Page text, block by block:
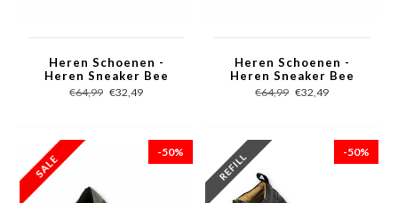
Heren Schoenen -
Heren Sneaker Bee
Black White Gold -
CMS97 - Wit/Zwart
€64,99 €32,49
Heren Schoenen -
Heren Sneaker Bee
Black Gold - CMS97 -
Zwart
€64,99 €32,49
-50% -50%